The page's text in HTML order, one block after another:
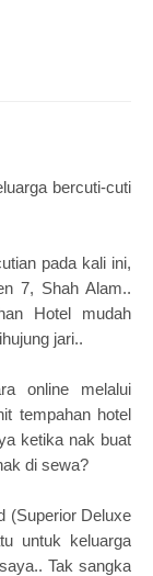
bercuti-cuti
pada kali ini,
7, Shah Alam..
Hotel mudah
jari..
online melalui
tempahan hotel
ketika nak buat
di sewa?
(Superior Deluxe
untuk keluarga
Tak sangka